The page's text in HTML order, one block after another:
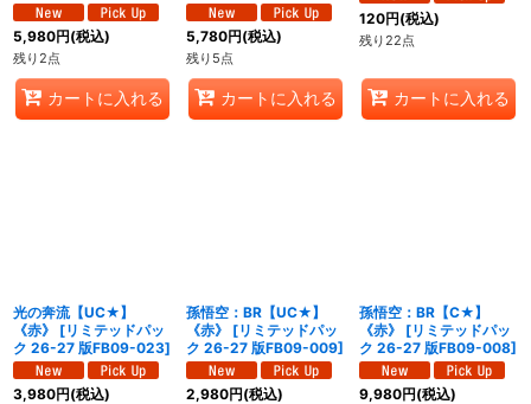
5,980円(税込)
残り2点
カートに入れる
5,780円(税込)
残り5点
カートに入れる
120円(税込)
残り22点
カートに入れる
光の奔流【UC★】
《赤》
[リミテッドパッ
ク 26-27 版FB09-023]
3,980円(税込)
孫悟空：BR【UC★】
《赤》
[リミテッドパッ
ク 26-27 版FB09-009]
2,980円(税込)
孫悟空：BR【C★】
《赤》
[リミテッドパッ
ク 26-27 版FB09-008]
9,980円(税込)